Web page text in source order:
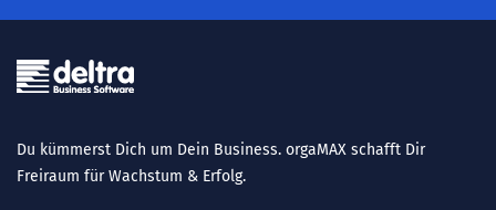
Du kümmerst Dich um Dein Business. orgaMAX schafft Dir
Freiraum für Wachstum & Erfolg.